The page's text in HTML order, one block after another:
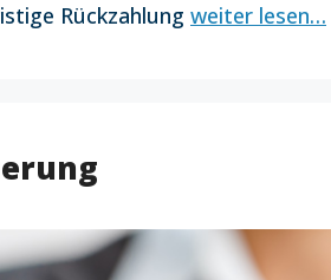
Rückzahlung weiter lesen…